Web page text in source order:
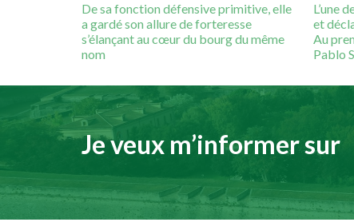
De sa fonction défensive primitive, elle
a gardé son allure de forteresse
s’élançant au cœur du bourg du même
nom
L’une
et
Au
Pablo
Je veux m’informer sur